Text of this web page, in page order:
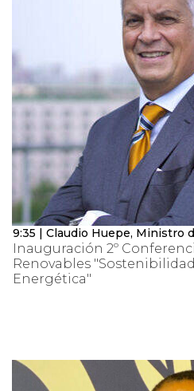
9:35 | Claudio Huepe, Ministro
Inauguración 2º
Renovables
Energética"